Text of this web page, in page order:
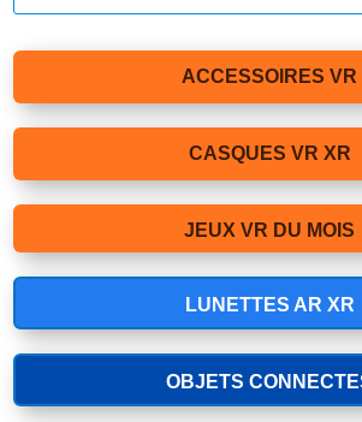
ACCESSOIRES VR
CASQUES VR XR
JEUX VR DU MOIS
LUNETTES AR XR
OBJETS